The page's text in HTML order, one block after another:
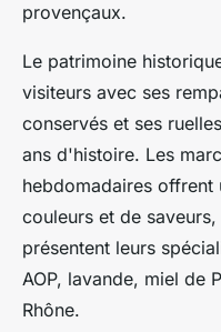
provençaux.
Le patrimoine
visiteurs avec ses
conservés et ses
ans d'histoire. Les
hebdomadaires
couleurs et de
présentent leurs
AOP, lavande, miel de
Rhône.